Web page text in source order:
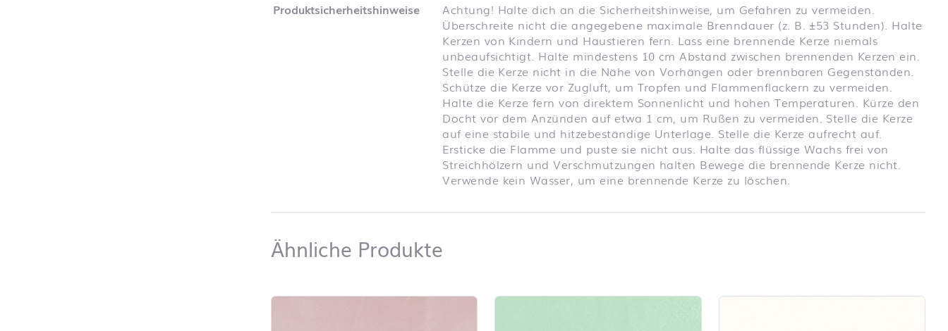
Produktsicherheitshinweise
Achtung! Halte dich an die Sicherheitshinweise, um Gefahren zu vermeiden.
Überschreite nicht die angegebene maximale Brenndauer (z. B. ±53 Stunden). Halte
Kerzen von Kindern und Haustieren fern. Lass eine brennende Kerze niemals
unbeaufsichtigt. Halte mindestens 10 cm Abstand zwischen brennenden Kerzen ein.
Stelle die Kerze nicht in die Nähe von Vorhängen oder brennbaren Gegenständen.
Schütze die Kerze vor Zugluft, um Tropfen und Flammenflackern zu vermeiden.
Halte die Kerze fern von direktem Sonnenlicht und hohen Temperaturen. Kürze den
Docht vor dem Anzünden auf etwa 1 cm, um Rußen zu vermeiden. Stelle die Kerze
auf eine stabile und hitzebeständige Unterlage. Stelle die Kerze aufrecht auf.
Ersticke die Flamme und puste sie nicht aus. Halte das flüssige Wachs frei von
Streichhölzern und Verschmutzungen halten Bewege die brennende Kerze nicht.
Verwende kein Wasser, um eine brennende Kerze zu löschen.
Ähnliche Produkte